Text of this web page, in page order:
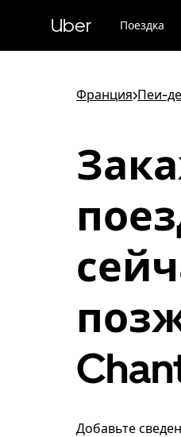
к
Uber Поездка
Франция>Пеи-
Добавьте